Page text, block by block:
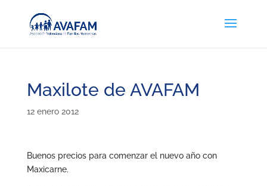
Maxilote de AVAFAM
12 enero 2012
Buenos precios para comenzar el nuevo año con
Maxicarne.